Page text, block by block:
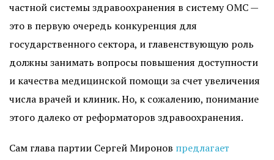
частной системы здравоохранения в систему ОМС —
это в первую очередь конкуренция для
государственного сектора, и главенствующую роль
должны занимать вопросы повышения доступности
и качества медицинской помощи за счет увеличения
числа врачей и клиник. Но, к сожалению, понимание
этого далеко от реформаторов здравоохранения.
Сам глава партии Сергей Миронов предлагает